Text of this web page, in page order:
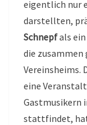
eigentlich nur
darstellten,
Schnepfals
die zusammen
Vereinsheims.
eine
Gastmusikern
stattfindet,